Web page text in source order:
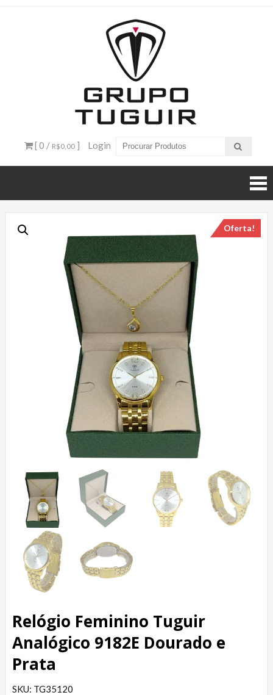
– Grupo
Tuguir
[ 0 / R$0,00 ] Login
Oferta!
Relógio Feminino Tuguir
Analógico 9182E Dourado e
Prata
SKU: TG35120